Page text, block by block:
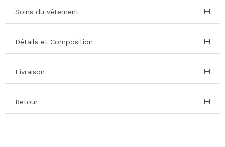
Soins du vêtement
Détails et Composition
Livraison
Retour